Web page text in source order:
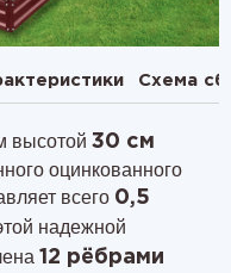
Схема
высотой 30 см
оцинкованного
всего 0,5
надежной
12 рёбрами